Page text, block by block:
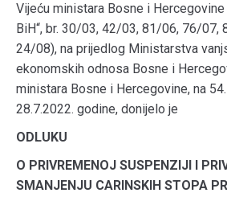
Vijeću ministara Bosne i
BiH“, br. 30/03, 42/03, 81/06, 76/07,
24/08), na prijedlog Ministarstva
ekonomskih odnosa Bosne i
ministara Bosne i Hercegovine, na
28.7.2022. godine, donijelo je
ODLUKU
O PRIVREMENOJ SUSPENZIJI I
SMANJENJU CARINSKIH STOPA